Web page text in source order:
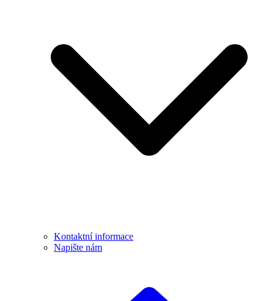
Kontaktní informace
Napište nám